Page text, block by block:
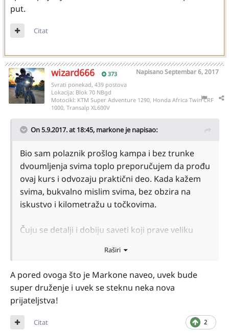
put.
Citat
wizard666 373 NapisanoSeptembar 6, 2017
Svrati ponekad, 439 postova
Lokacija: Blok 70 NBgd
Motocikl: KTM Super Adventure 1290, Honda Africa Twin CRF
1000, Transalp XL600V
On 5.9.2017. at 18:45, markoneje napisao:
Bio sam polaznik prošlog kampa i bez trunke
dvoumljenja svima toplo preporučujem da prođu
ovaj kurs i odvozaju praktični deo. Kada kažem
svima, bukvalno mislim svima, bez obzira na
iskustvo i kilometražu u točkovima.
Čuju se detalji i dobiju saveti koji prave veliku
Raširi
A pored ovoga što je Markone naveo, uvek bude
super druženje i uvek se steknu neka nova
prijateljstva!
2
Citat